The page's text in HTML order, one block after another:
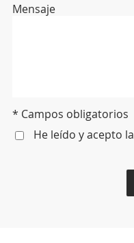
Mensaje
* Campos obligatorios
He leído y acepto la